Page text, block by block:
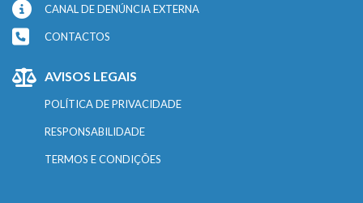
CANAL DE DENÚNCIA EXTERNA
CONTACTOS
AVISOS LEGAIS
POLÍTICA DE PRIVACIDADE
RESPONSABILIDADE
TERMOS E CONDIÇÕES